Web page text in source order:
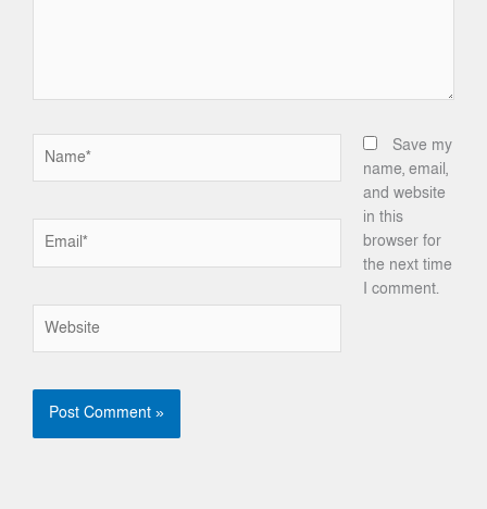
Save my
name, email,
and website
in this
browser for
the next time
I comment.